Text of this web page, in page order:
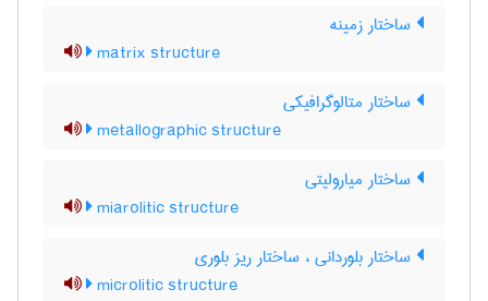
ساختار زمینه
matrix structure
ساختار متالوگرافیکی
metallographic structure
ساختار میارولیتی
miarolitic structure
ساختار بلوردانی ، ساختار ریز بلوری
microlitic structure